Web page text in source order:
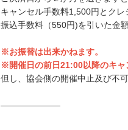
キャンセル手数料1,500円とク
振込手数料（550円)を引いた金
※お振替は出来かねます。
※開催日の前日21:00以降のキャ
但し、協会側の開催中止及び不
―――――――